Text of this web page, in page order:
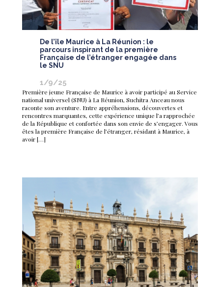
De l’île Maurice à La Réunion : le
parcours inspirant de la première
Française de l’étranger engagée dans
le SNU
1/9/25
Première jeune Française de Maurice à avoir participé au Service
national universel (SNU) à La Réunion, Suchitra Anceau nous
raconte son aventure. Entre appréhensions, découvertes et
rencontres marquantes, cette expérience unique l’a rapprochée
de la République et confortée dans son envie de s’engager. Vous
êtes la première Française de l’étranger, résidant à Maurice, à
avoir […]